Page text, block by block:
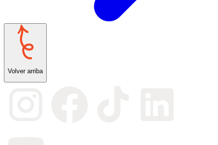
Volver arriba